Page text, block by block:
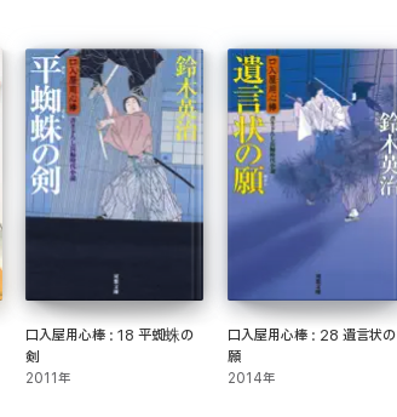
口入屋用心棒 : 18 平蜘蛛の
剣
2011年
口入屋用心棒 : 28 遺言状の
願
2014年